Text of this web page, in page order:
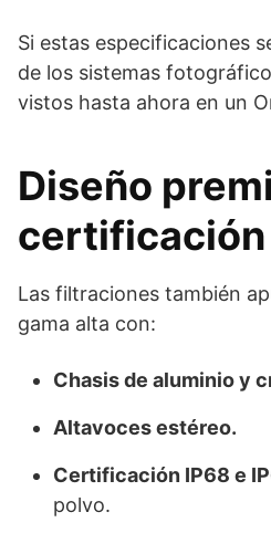
Si estas especificaciones
de los sistemas
vistos hasta ahora en un
Diseño
certificación
Las filtraciones también
gama alta con:
Chasis de aluminio y
Altavoces estéreo.
Certificación IP68 e
polvo.